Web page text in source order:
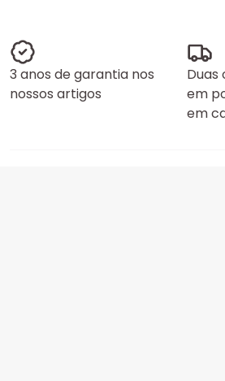
3 anos de garantia nos
nossos artigos
Duas
em
em